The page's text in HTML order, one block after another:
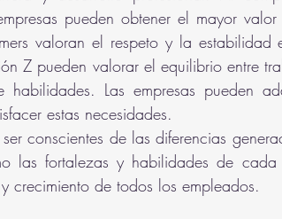
pueden obtener el mayor
valoran el respeto y la estabilidad
Z pueden valorar el equilibrio entre
Las empresas pueden
estas necesidades.
conscientes de las diferencias
las fortalezas y habilidades de
crecimiento de todos los empleados.